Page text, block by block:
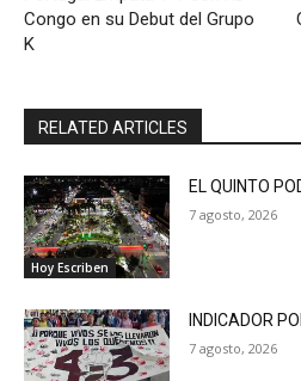
Congo en su Debut del Grupo
K
RELATED ARTICLES
Hoy Escriben
EL QUINTO
7 agosto, 2026
INDICADOR
7 agosto, 2026